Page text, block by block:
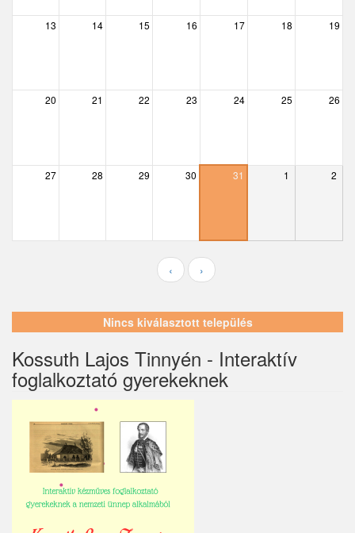
Délegyháza
Dunabogdány
Galgamácsa
Hernád
Hévízgyörk
Ipolydamásd
13 14 15 16 17 18 19
20 21 22 23 24 25 26
27 28 29 30 31 1 2
‹ ›
Nincs kiválasztott település
Kossuth Lajos Tinnyén - Interaktív
foglalkoztató gyerekeknek